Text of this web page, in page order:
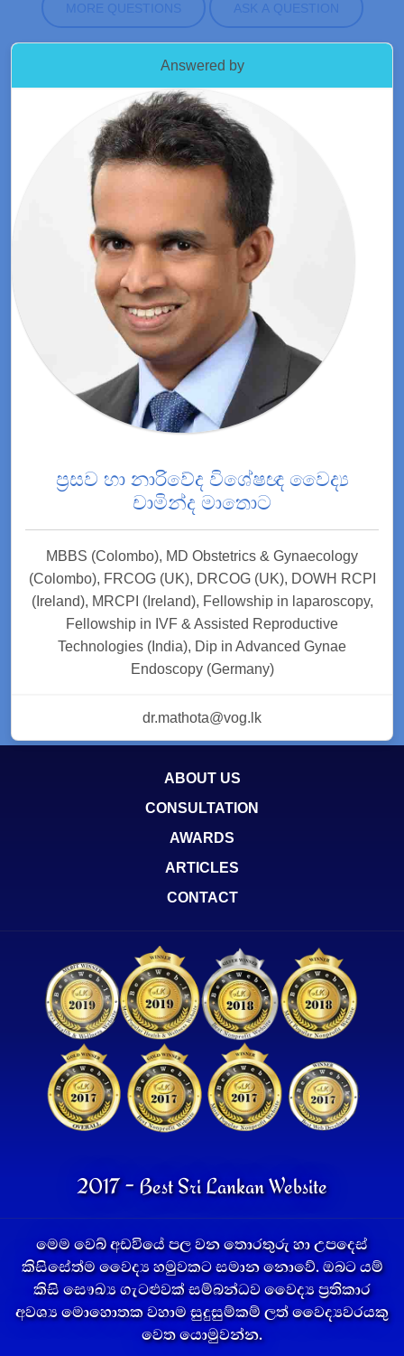
MORE QUESTIONS ASK A QUESTION
Answered by
ප්‍රසව හා නාරිවේද විශේෂඥ වෛද්‍ය
චාමින්ද මාතොට
MBBS (Colombo), MD Obstetrics & Gynaecology
(Colombo), FRCOG (UK), DRCOG (UK), DOWH RCPI
(Ireland), MRCPI (Ireland), Fellowship in laparoscopy,
Fellowship in IVF & Assisted Reproductive
Technologies (India), Dip in Advanced Gynae
Endoscopy (Germany)
dr.mathota@vog.lk
ABOUT US
CONSULTATION
AWARDS
ARTICLES
CONTACT
2017 - Best Sri Lankan Website
මෙම වෙබ් අඩවියේ පල වන තොරතුරු හා උපදෙස්
කිසිසේත්ම වෛද්‍ය හමුවකට සමාන නොවේ. ඔබට යම්
කිසි සෞඛ්‍ය ගැටළුවක් සම්බන්ධව වෛද්‍ය ප්‍රතිකාර
අවශ්‍ය මොහොතක වහාම සුදුසුම්කම් ලත් වෛද්‍යවරයකු
වෙත යොමුවන්න.